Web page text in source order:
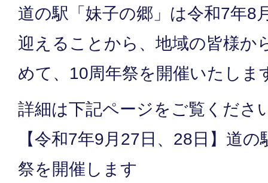
道の駅「妹子の郷」は令和7年8
迎えることから、地域の皆様か
めて、10周年祭を開催いたしま
詳細は下記ページをご覧くださ
【令和7年9月27日、28日】道
祭を開催します